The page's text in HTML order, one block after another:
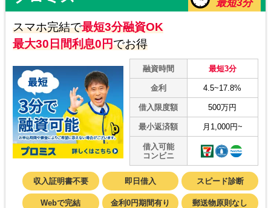
最短3分
スマホ完結で最短3分融資OK
最大30日間利息0円でお得
融資時間 最短3分
金利 4.5~17.8%
借入限度額 500万円
最小返済額 月1,000円~
借入可能
コンビニ
収入証明書不要 即日借入 スピード診断
Webで完結 金利0円期間有り 郵送物原則なし